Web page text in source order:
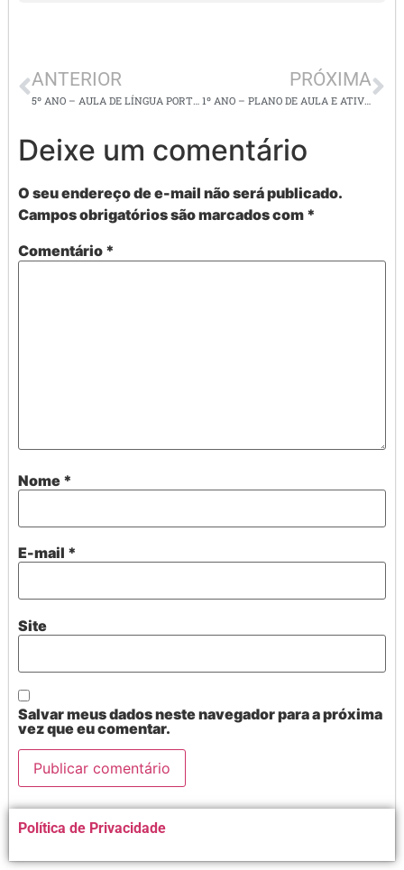
ANTERIOR
5º ANO – AULA DE LÍNGUA PORTUGUESA (plano de aula e atividades alinhadas a BNCC)
PRÓXIMA
1º ANO – PLANO DE AULA E ATIVIDADES DE LÍNGUA PORTUGUESA ( REVISÃO)
Deixe um comentário
O seu endereço de e-mail não será publicado.
Campos obrigatórios são marcados com *
Comentário *
Nome *
E-mail *
Site
Salvar meus dados neste navegador para a próxima
vez que eu comentar.
Alternative:
Política de Privacidade